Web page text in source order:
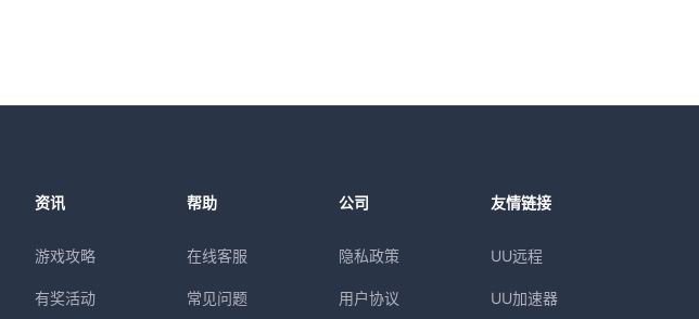
资讯
游戏攻略
有奖活动
帮助
在线客服
常见问题
公司
隐私政策
用户协议
友情链接
UU远程
UU加速器